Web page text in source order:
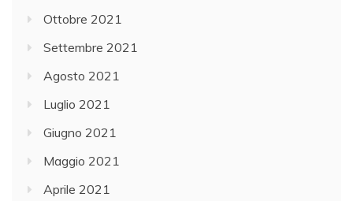
Ottobre 2021
Settembre 2021
Agosto 2021
Luglio 2021
Giugno 2021
Maggio 2021
Aprile 2021